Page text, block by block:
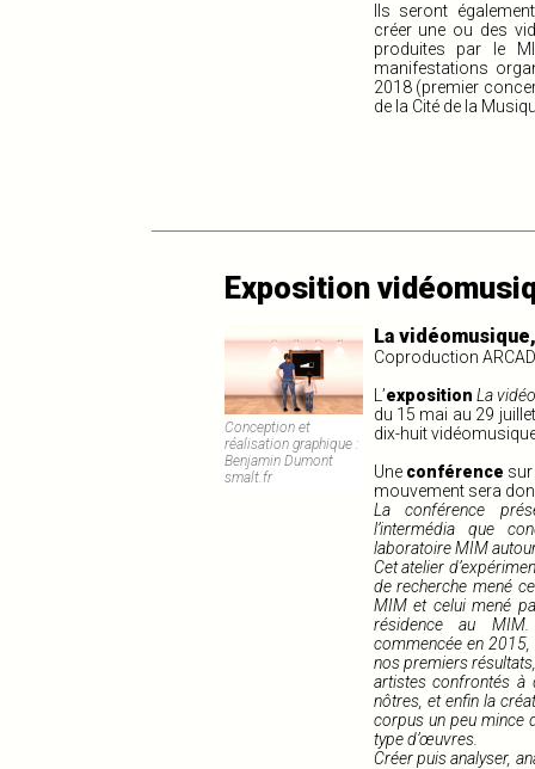
Ils seront
créer une ou des
produites par le
manifestations
2018 (premier
de la Cité de la
Exposition
Conception et
réalisation graphique :
Benjamin Dumont
smalt.fr
La
Coproduction
L’exposition La
du 15 mai au 29
dix-huit
Une conférence sur
mouvement sera
La conférence
l’intermédia
que
laboratoire MIM
Cet atelier
de recherche mené
MIM et celui mené
résidence au
commencée en
nos premiers
artistes confrontés à
nôtres, et enfin la
corpus un peu mince
type d’œuvres.
Créer puis analyser,